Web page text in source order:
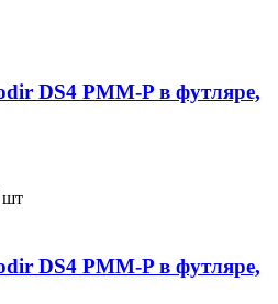
DS4 PMM-P в футляре,
шт
DS4 PMM-P в футляре,